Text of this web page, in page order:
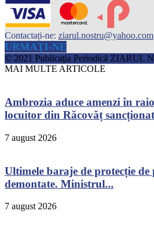
Contactați-ne: ziarul.nostru@yahoo.com
URMAȚI-NE
© 2021 Publicaţia Periodică ZIARUL
MAI MULTE ARTICOLE
Ambrozia aduce amenzi în
locuitor din Răcovăț sancționat
7 august 2026
Ultimele baraje de protecție de
demontate. Ministrul...
7 august 2026